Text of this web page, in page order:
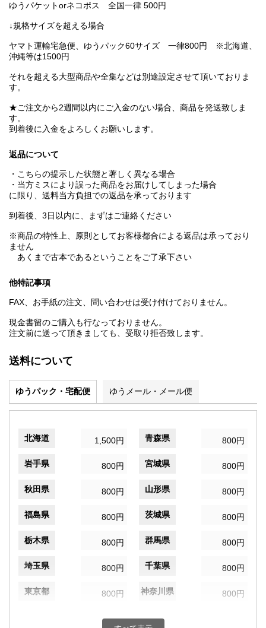
ゆうパケットorネコポス 全国一律 500円
↓規格サイズを超える場合
ヤマト運輸宅急便、ゆうパック60サイズ 一律800円 ※北海道、
沖縄等は1500円
それを超える大型商品や全集などは別途設定させて頂いておりま
す。
★ご注文から2週間以内にご入金のない場合、商品を発送致しま
す。
到着後に入金をよろしくお願いします。
返品について
・こちらの提示した状態と著しく異なる場合
・当方ミスにより誤った商品をお届けしてしまった場合
に限り、送料当方負担での返品を承っております
到着後、3日以内に、まずはご連絡ください
※商品の特性上、原則としてお客様都合による返品は承っており
ません
あくまで古本であるということをご了承下さい
他特記事項
FAX、お手紙の注文、問い合わせは受け付けておりません。
現金書留のご購入も行なっておりません。
注文前に送って頂きましても、受取り拒否致します。
送料について
ゆうパック・宅配便 ゆうメール・メール便
北海道 1,500円 青森県 800円
岩手県 800円 宮城県 800円
秋田県 800円 山形県 800円
福島県 800円 茨城県 800円
栃木県 800円 群馬県 800円
埼玉県 800円 千葉県 800円
東京都 800円 神奈川県 800円
800円 富山県